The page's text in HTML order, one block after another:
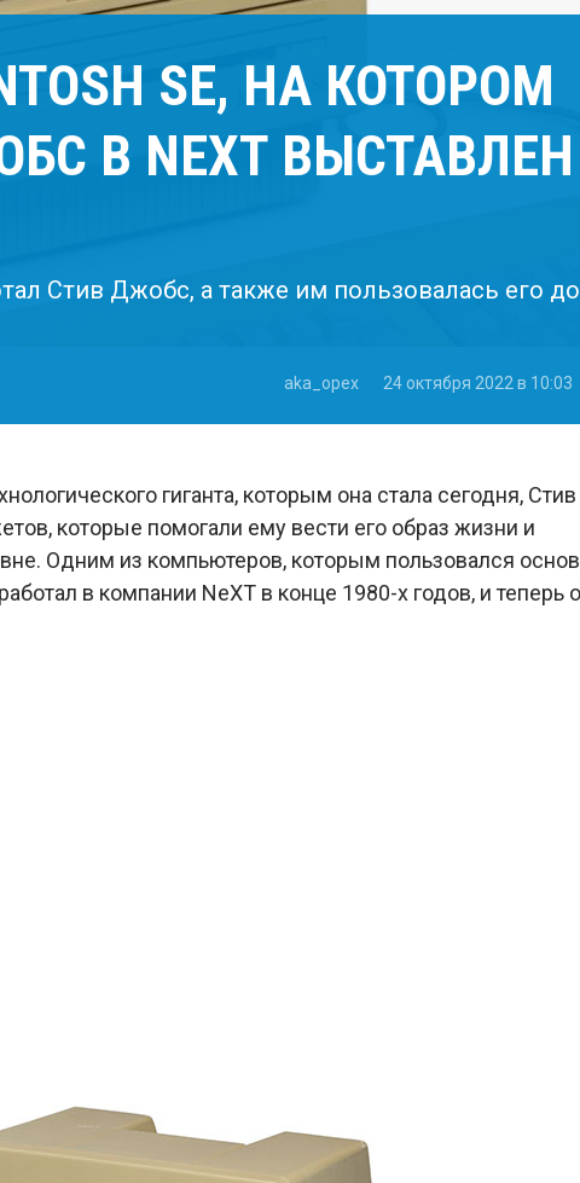
SE, НА КОТОРОМ
В NEXT ВЫСТАВЛЕН
Стив Джобс, а также им пользовалась его
aka_opex 24 октября 2022 в 10:03
гиганта, которым она стала сегодня, Стив
которые помогали ему вести его образ жизни и
Одним из компьютеров, которым пользовался
в компании NeXT в конце 1980-х годов, и теперь